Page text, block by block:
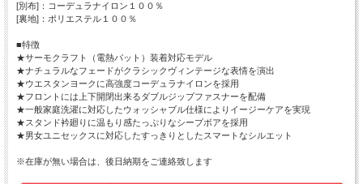
[別布]：コーデュラナイロン１００％
[裏地]：ポリエステル１００％
■特徴
★サーモクラフト（電熱パット）装着対応モデル
★ナチュラルなフェードがクラシックヴィンテージな表情を演出
★ウエスタンヨークに高強度コーデュラナイロンを採用
★フロントには上下開閉出来るダブルジップファスナーを配備
★一般家庭洗濯に対応したウォッシャブル仕様によりイージーケアを実現
★スタンド衿廻りに温もり感たっぷりなシープボアを採用
★男女ユニセックスに対応したすっきりとしたスマートなシルエット
※在庫が無い場合は、後日納期をご連絡致します